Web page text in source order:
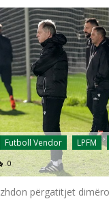
Futboll Vendor LPFM
0
përgatitjet